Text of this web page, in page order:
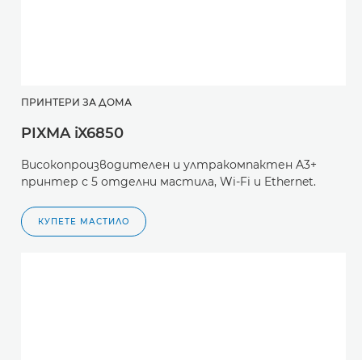
ПРИНТЕРИ ЗА ДОМА
PIXMA iX6850
Високопроизводителен и ултракомпактен A3+
принтер с 5 отделни мастила, Wi-Fi и Ethernet.
КУПЕТЕ МАСТИЛО